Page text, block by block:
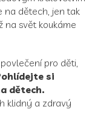
na dětech, jen tak
na svět koukáme
pro děti,
si
dětech.
klidný a zdravý